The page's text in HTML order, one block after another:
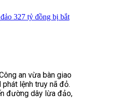
327 tỷ đồng bị bắt
an vừa bàn giao
lệnh truy nã đỏ.
đường dây lừa đảo,